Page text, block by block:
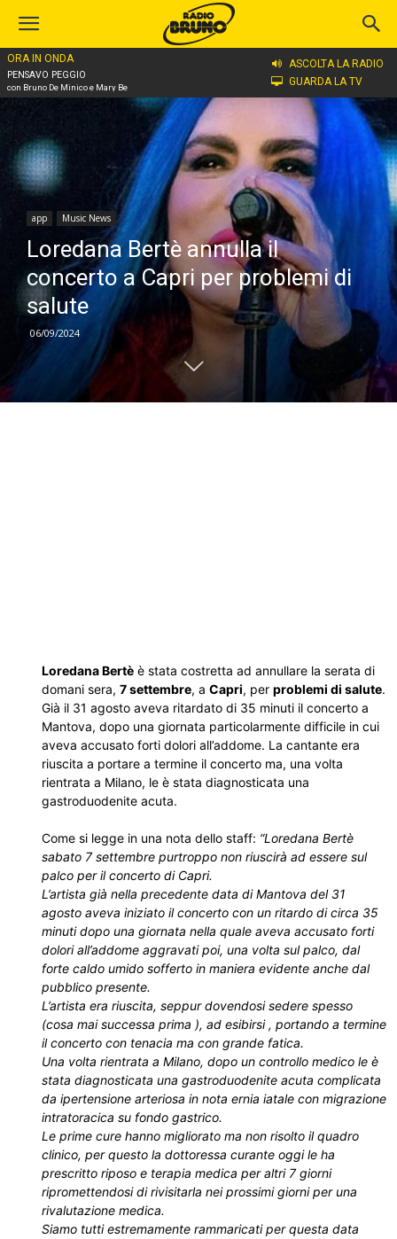
ORA IN ONDA
PENSAVO PEGGIO
con Bruno De Minico e Mary Be
ASCOLTA LA RADIO
GUARDA LA TV
Home
app Music News
Loredana Bertè annulla il
concerto a Capri per problemi di
salute
06/09/2024
Loredana Bertè è stata costretta ad annullare la serata di
domani sera, 7 settembre, a Capri, per problemi di salute.
Già il 31 agosto aveva ritardato di 35 minuti il concerto a
Mantova, dopo una giornata particolarmente difficile in cui
aveva accusato forti dolori all’addome. La cantante era
riuscita a portare a termine il concerto ma, una volta
rientrata a Milano, le è stata diagnosticata una
gastroduodenite acuta.
Come si legge in una nota dello staff: “Loredana Bertè
sabato 7 settembre purtroppo non riuscirà ad essere sul
palco per il concerto di Capri.
L’artista già nella precedente data di Mantova del 31
agosto aveva iniziato il concerto con un ritardo di circa 35
minuti dopo una giornata nella quale aveva accusato forti
dolori all’addome aggravati poi, una volta sul palco, dal
forte caldo umido sofferto in maniera evidente anche dal
pubblico presente.
L’artista era riuscita, seppur dovendosi sedere spesso
(cosa mai successa prima ), ad esibirsi , portando a termine
il concerto con tenacia ma con grande fatica.
Una volta rientrata a Milano, dopo un controllo medico le è
stata diagnosticata una gastroduodenite acuta complicata
da ipertensione arteriosa in nota ernia iatale con migrazione
intratoracica su fondo gastrico.
Le prime cure hanno migliorato ma non risolto il quadro
clinico, per questo la dottoressa curante oggi le ha
prescritto riposo e terapia medica per altri 7 giorni
ripromettendosi di rivisitarla nei prossimi giorni per una
rivalutazione medica.
Siamo tutti estremamente rammaricati per questa data